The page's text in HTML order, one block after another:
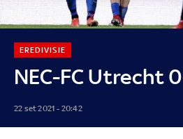
NEC-FC Utrecht
EREDIVISIE
22 set 2021 - 20:42